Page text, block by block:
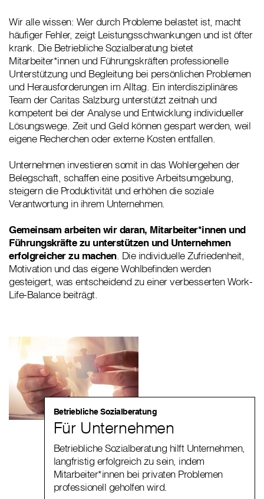
Wir alle wissen: Wer durch Probleme belastet ist, macht
häufiger Fehler, zeigt Leistungsschwankungen und ist öfter
krank. Die Betriebliche Sozialberatung bietet
Mitarbeiter*innen und Führungskräften professionelle
Unterstützung und Begleitung bei persönlichen Problemen
und Herausforderungen im Alltag. Ein interdisziplinäres
Team der Caritas Salzburg unterstützt zeitnah und
kompetent bei der Analyse und Entwicklung individueller
Lösungswege. Zeit und Geld können gespart werden, weil
eigene Recherchen oder externe Kosten entfallen.
Unternehmen investieren somit in das Wohlergehen der
Belegschaft, schaffen eine positive Arbeitsumgebung,
steigern die Produktivität und erhöhen die soziale
Verantwortung in ihrem Unternehmen.
Gemeinsam arbeiten wir daran, Mitarbeiter*innen und
Führungskräfte zu unterstützen und Unternehmen
erfolgreicher zu machen. Die individuelle Zufriedenheit,
Motivation und das eigene Wohlbefinden werden
gesteigert, was entscheidend zu einer verbesserten Work-
Life-Balance beiträgt.
Betriebliche Sozialberatung
Für Unternehmen
Betriebliche Sozialberatung hilft Unternehmen,
langfristig erfolgreich zu sein, indem
Mitarbeiter*innen bei privaten Problemen
professionell geholfen wird.